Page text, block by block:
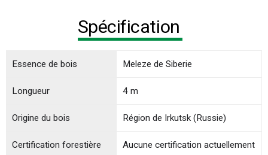
Spécification
Essence de bois Meleze de Siberie
Longueur 4 m
Origine du bois Région de Irkutsk (Russie)
Certification forestière Aucune certification actuellement